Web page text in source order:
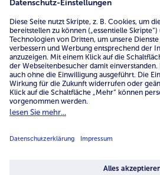
0800 - 000 19 18
Mo.-Fr.: 7-21 Uhr Sa: 8-16 Uhr
Service
Unternehmen
Über uns